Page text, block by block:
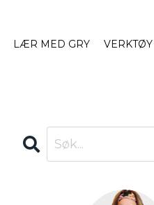
LÆR MED GRY VERKTØY